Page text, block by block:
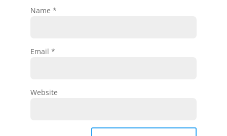
Name *
Email *
Website